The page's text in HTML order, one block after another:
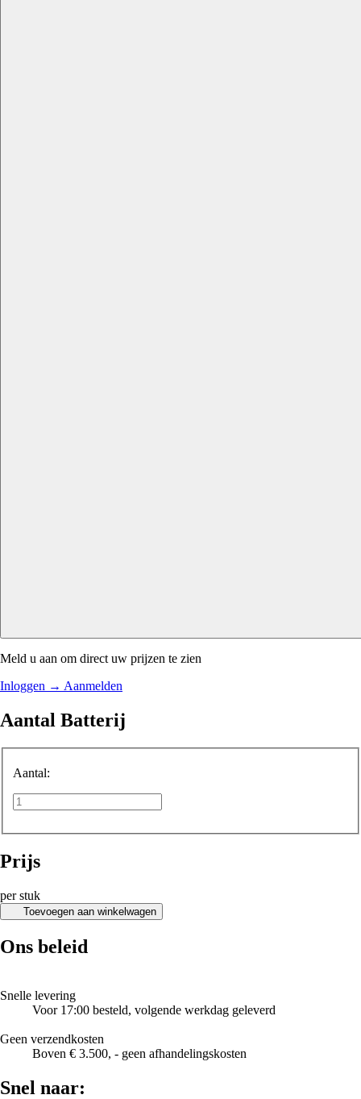
Meld u aan om direct uw prijzen te zien
Inloggen → Aanmelden
Aantal Batterij
Aantal:
Prijs
per stuk
Toevoegen aan winkelwagen
Ons beleid
Snelle levering
Voor 17:00 besteld, volgende werkdag geleverd
Geen verzendkosten
Boven € 3.500, - geen afhandelingskosten
Snel naar: